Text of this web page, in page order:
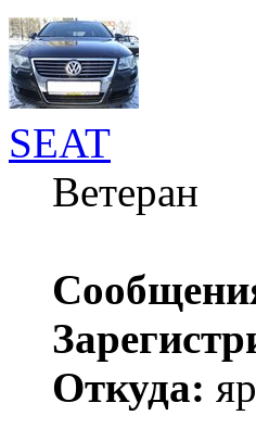
SEAT
Ветеран
Откуда: